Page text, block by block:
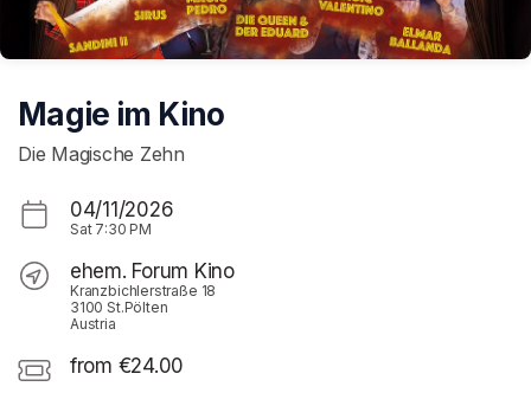
Magie im Kino
Die Magische Zehn
04/11/2026
Sat 7:30 PM
ehem. Forum Kino
Kranzbichlerstraße 18
3100 St.Pölten
Austria
from €24.00